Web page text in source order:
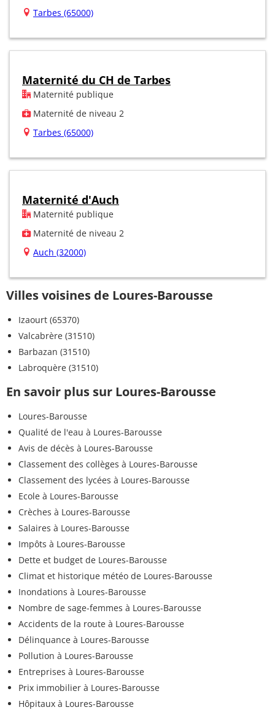
Tarbes (65000)
Maternité du CH de Tarbes
Maternité publique
Maternité de niveau 2
Tarbes (65000)
Maternité d'Auch
Maternité publique
Maternité de niveau 2
Auch (32000)
Villes voisines de Loures-Barousse
Izaourt (65370)
Valcabrère (31510)
Barbazan (31510)
Labroquère (31510)
En savoir plus sur Loures-Barousse
Loures-Barousse
Qualité de l'eau à Loures-Barousse
Avis de décès à Loures-Barousse
Classement des collèges à Loures-Barousse
Classement des lycées à Loures-Barousse
Ecole à Loures-Barousse
Crèches à Loures-Barousse
Salaires à Loures-Barousse
Impôts à Loures-Barousse
Dette et budget de Loures-Barousse
Climat et historique météo de Loures-Barousse
Inondations à Loures-Barousse
Nombre de sage-femmes à Loures-Barousse
Accidents de la route à Loures-Barousse
Délinquance à Loures-Barousse
Pollution à Loures-Barousse
Entreprises à Loures-Barousse
Prix immobilier à Loures-Barousse
Hôpitaux à Loures-Barousse